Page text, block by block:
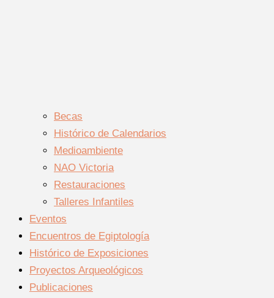
Becas
Histórico de Calendarios
Medioambiente
NAO Victoria
Restauraciones
Talleres Infantiles
Eventos
Encuentros de Egiptología
Histórico de Exposiciones
Proyectos Arqueológicos
Publicaciones